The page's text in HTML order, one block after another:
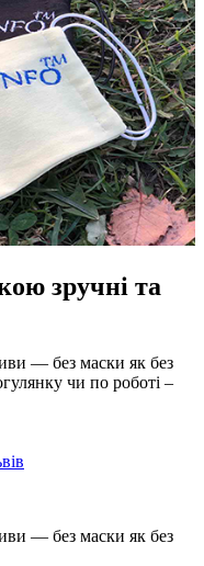
зручні та
— без маски як без
чи по роботі –
— без маски як без